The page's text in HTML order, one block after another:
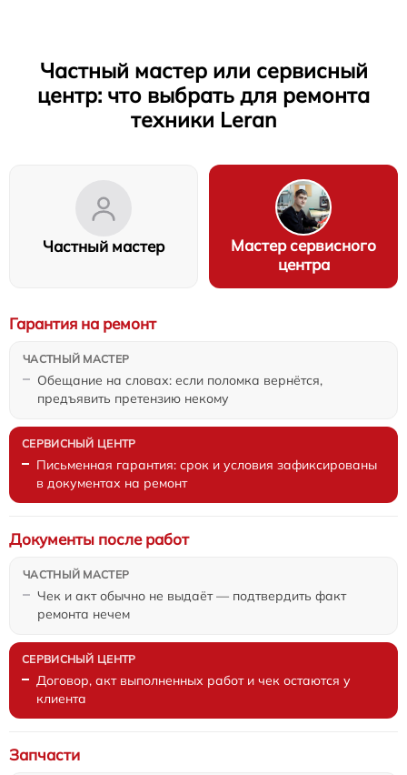
Частный мастер или сервисный
центр: что выбрать для ремонта
техники Leran
Частный мастер
Мастер сервисного
центра
Обещание на словах: если поломка вернётся,
предъявить претензию некому
Гарантия на ремонт
Письменная гарантия: срок и условия зафиксированы
в документах на ремонт
Чек и акт обычно не выдаёт — подтвердить факт
ремонта нечем
Документы после работ
Договор, акт выполненных работ и чек остаются у
клиента
Запчасти